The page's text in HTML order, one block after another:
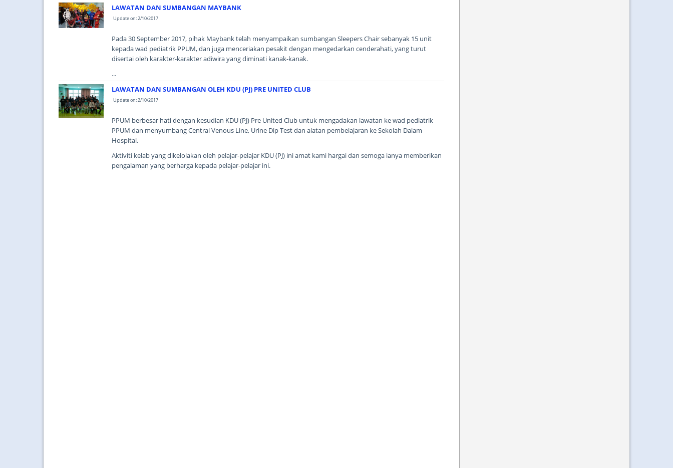
LAWATAN DAN SUMBANGAN MAYBANK
Update on: 2/10/2017
Pada 30 September 2017, pihak Maybank telah menyampaikan sumbangan Sleepers Chair sebanyak 15 unit
kepada wad pediatrik PPUM, dan juga menceriakan pesakit dengan mengedarkan cenderahati, yang turut
disertai oleh karakter-karakter adiwira yang diminati kanak-kanak.
...
LAWATAN DAN SUMBANGAN OLEH KDU (PJ) PRE UNITED CLUB
Update on: 2/10/2017
PPUM berbesar hati dengan kesudian KDU (PJ) Pre United Club untuk mengadakan lawatan ke wad pediatrik
PPUM dan menyumbang Central Venous Line, Urine Dip Test dan alatan pembelajaran ke Sekolah Dalam
Hospital.
Aktiviti kelab yang dikelolakan oleh pelajar-pelajar KDU (PJ) ini amat kami hargai dan semoga ianya memberikan
pengalaman yang berharga kepada pelajar-pelajar ini.